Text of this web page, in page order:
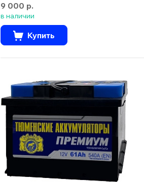
9 000 р.
в наличии
Купить